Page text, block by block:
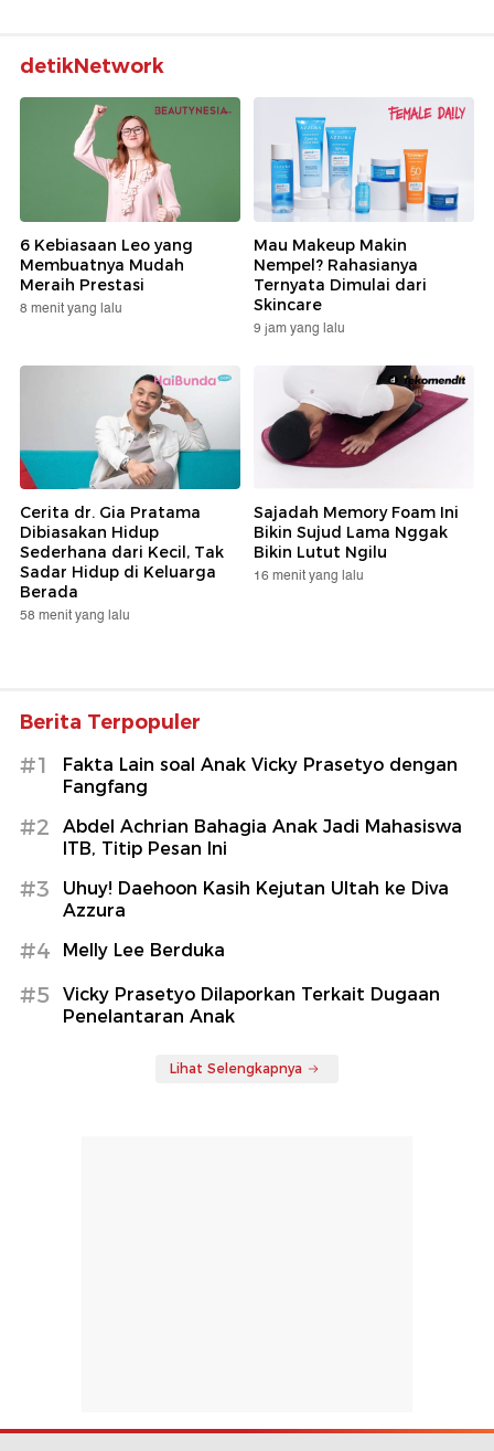
detikNetwork
6 Kebiasaan Leo yang
Membuatnya Mudah
Meraih Prestasi
8 menit yang lalu
Mau Makeup Makin
Nempel? Rahasianya
Ternyata Dimulai dari
Skincare
9 jam yang lalu
Cerita dr. Gia Pratama
Dibiasakan Hidup
Sederhana dari Kecil, Tak
Sadar Hidup di Keluarga
Berada
58 menit yang lalu
Sajadah Memory Foam Ini
Bikin Sujud Lama Nggak
Bikin Lutut Ngilu
16 menit yang lalu
Berita Terpopuler
#1
Fakta Lain soal Anak Vicky Prasetyo dengan
Fangfang
#2
Abdel Achrian Bahagia Anak Jadi Mahasiswa
ITB, Titip Pesan Ini
#3
Uhuy! Daehoon Kasih Kejutan Ultah ke Diva
Azzura
#4 Melly Lee Berduka
#5
Vicky Prasetyo Dilaporkan Terkait Dugaan
Penelantaran Anak
Lihat Selengkapnya